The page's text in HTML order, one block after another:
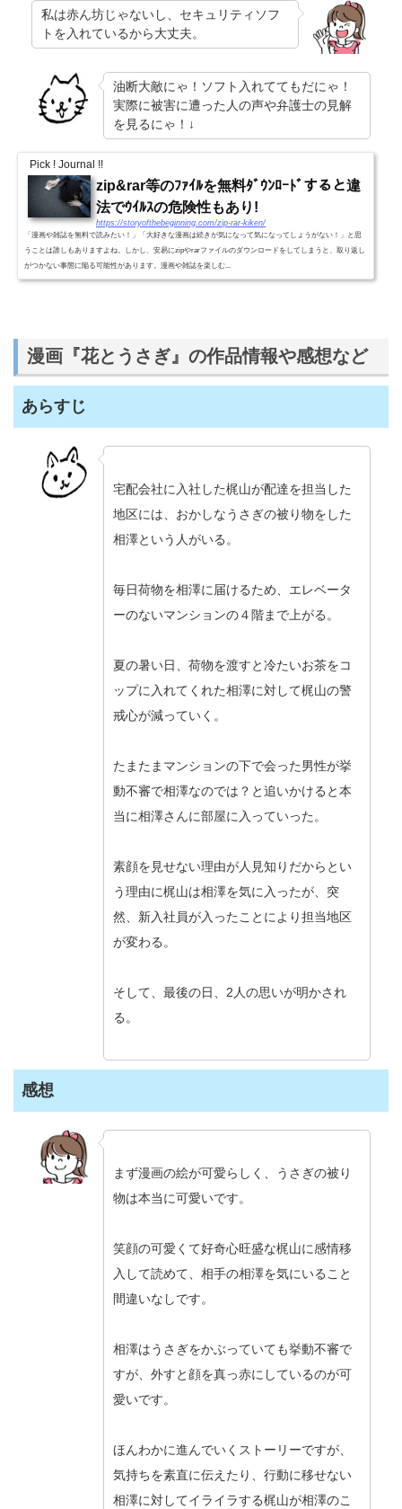
私は赤ん坊じゃないし、セキュリティソフ
トを入れているから大丈夫。
油断大敵にゃ！ソフト入れててもだにゃ！
実際に被害に遭った人の声や弁護士の見解
を見るにゃ！↓
Pick ! Journal !!
zip&rar等のﾌｧｲﾙを無料ﾀﾞｳﾝﾛｰﾄﾞすると違
法でｳｲﾙｽの危険性もあり!
https://storyofthebeginning.com/zip-rar-kiken/
「漫画や雑誌を無料で読みたい！」「大好きな漫画は続きが気になって気になってしょうがない！」と思
うことは誰しもありますよね。しかし、安易にzipやrarファイルのダウンロードをしてしまうと、取り返し
がつかない事態に陥る可能性があります。漫画や雑誌を楽しむ...
漫画『花とうさぎ』の作品情報や感想など
あらすじ
宅配会社に入社した梶山が配達を担当した
地区には、おかしなうさぎの被り物をした
相澤という人がいる。
毎日荷物を相澤に届けるため、エレベータ
ーのないマンションの４階まで上がる。
夏の暑い日、荷物を渡すと冷たいお茶をコ
ップに入れてくれた相澤に対して梶山の警
戒心が減っていく。
たまたまマンションの下で会った男性が挙
動不審で相澤なのでは？と追いかけると本
当に相澤さんに部屋に入っていった。
素顔を見せない理由が人見知りだからとい
う理由に梶山は相澤を気に入ったが、突
然、新入社員が入ったことにより担当地区
が変わる。
そして、最後の日、2人の思いが明かされ
る。
感想
まず漫画の絵が可愛らしく、うさぎの被り
物は本当に可愛いです。
笑顔の可愛くて好奇心旺盛な梶山に感情移
入して読めて、相手の相澤を気にいること
間違いなしです。
相澤はうさぎをかぶっていても挙動不審で
すが、外すと顔を真っ赤にしているのが可
愛いです。
ほんわかに進んでいくストーリーですが、
気持ちを素直に伝えたり、行動に移せない
相澤に対してイライラする梶山が相澤のこ